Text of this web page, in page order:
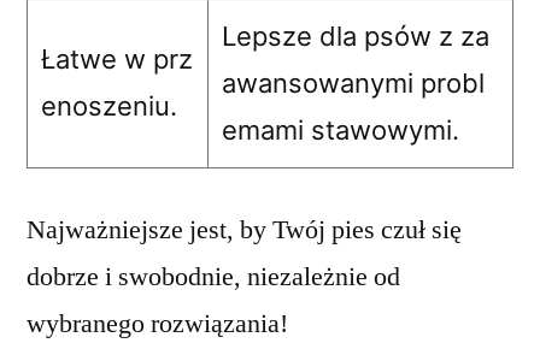
Łatwe w prz
enoszeniu.
Lepsze dla psów z za
awansowanymi probl
emami stawowymi.
Najważniejsze jest, by Twój pies czuł się
dobrze i swobodnie, niezależnie od
wybranego rozwiązania!